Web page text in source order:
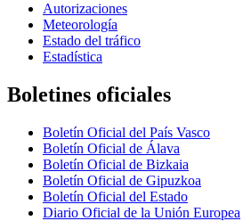
Autorizaciones
Meteorología
Estado del tráfico
Estadística
Boletines oficiales
Boletín Oficial del País Vasco
Boletín Oficial de Álava
Boletín Oficial de Bizkaia
Boletín Oficial de Gipuzkoa
Boletín Oficial del Estado
Diario Oficial de la Unión Europea